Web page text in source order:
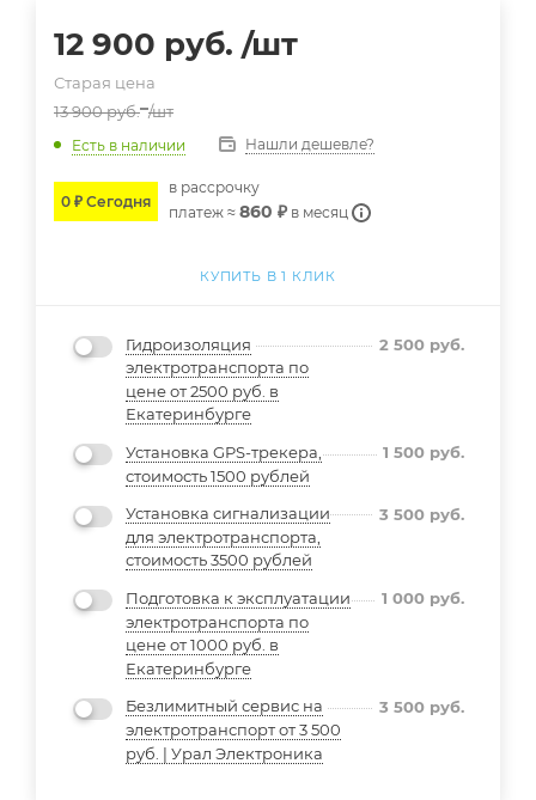
12 900 руб. /шт
Старая цена
13 900руб. /шт
Есть в наличии Нашли дешевле?
0 ₽ Сегодня
в расcрочку
платеж ≈ 860 ₽ в месяц
КУПИТЬ В 1 КЛИК
Гидроизоляция
электротранспорта по
цене от 2500 руб. в
Екатеринбурге
2 500 руб.
Установка GPS-трекера,
стоимость 1500 рублей
1 500 руб.
Установка сигнализации
для электротранспорта,
стоимость 3500 рублей
3 500 руб.
Подготовка к эксплуатации
электротранспорта по
цене от 1000 руб. в
Екатеринбурге
1 000 руб.
Безлимитный сервис на
электротранспорт от 3 500
руб. | Урал Электроника
3 500 руб.